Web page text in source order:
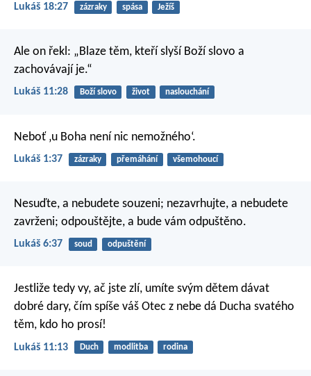
Lukáš 18:27 zázraky spása Ježíš
Ale on řekl: „Blaze těm, kteří slyší Boží slovo a
zachovávají je.“
Lukáš 11:28 Boží slovo život naslouchání
Neboť ‚u Boha není nic nemožného‘.
Lukáš 1:37 zázraky přemáhání všemohoucí
Nesuďte, a nebudete souzeni; nezavrhujte, a nebudete
zavrženi; odpouštějte, a bude vám odpuštěno.
Lukáš 6:37 soud odpuštění
Jestliže tedy vy, ač jste zlí, umíte svým dětem dávat
dobré dary, čím spíše váš Otec z nebe dá Ducha svatého
těm, kdo ho prosí!
Lukáš 11:13 Duch modlitba rodina